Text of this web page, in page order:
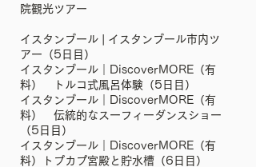
院観光ツアー
イスタンブール | イスタンブール市内ツ
アー（5日目）
イスタンブール｜DiscoverMORE（有
料） トルコ式風呂体験（5日目）
イスタンブール｜DiscoverMORE（有
料） 伝統的なスーフィーダンスショー
（5日目）
イスタンブール｜DiscoverMORE（有
料）トプカプ宮殿と貯水槽（6日目）